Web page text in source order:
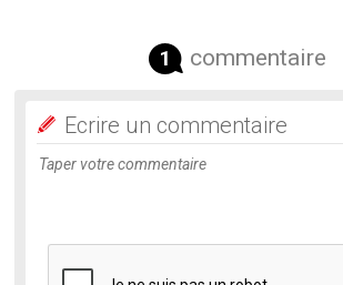
1 commentaire
Ecrire un commentaire